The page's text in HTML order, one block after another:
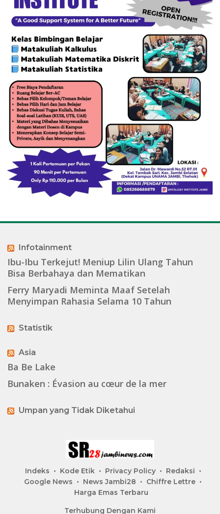
Infotainment
Ibu-Ibu Terkejut! Meniup Lilin Ulang Tahun
Bisa Berbahaya dan Mematikan
Ferry Maryadi Meminta Maaf Setelah
Menyimpan Rahasia Selama 10 Tahun
Statistik
Asia
Ba Be Lake
Bunaken : Évasion au cœur de la mer
Umpan yang Tidak Diketahui
Indeks Kode Etik Privacy Policy
Redaksi
Google News
News Jambi28
Chiffre Lettre
Harga Emas Terbaru
Terhubung Dengan Kami